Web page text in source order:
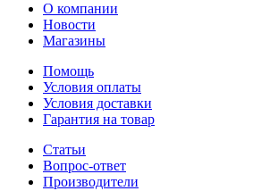
О компании
Новости
Магазины
Помощь
Условия оплаты
Условия доставки
Гарантия на товар
Статьи
Вопрос-ответ
Производители